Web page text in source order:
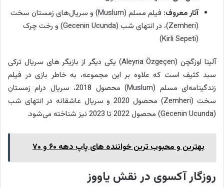
آثار معروف:
فیلم مسلم (Muslum) و سریال‌های زمستان سخت
(Zemheri)، در انتهای شب (Gecenin Ucunda) و رخت چرک
(Kirli Sepeti)
آلینا اوزگچن (Aleyna Özgeçen) یکی دیگر از بازیگر های سریال ترکی
سبد کثیف است که علاوه بر این مجموعه، به خاطر بازی در فیلم
زندگینامه‌ای مسلم (Muslum) محصول 2018، سریال درام زمستان
سخت (Zemheri) محصول 2020 و سریال عاشقانه در انتهای شب
(Gecenin Ucunda) محصول 2022 تا 2023 نیز شناخته می‌شود.
بهترین و محبوب ترین خواننده های پاپ دهه ۶۰ و ۷۰
روزگار آکسوی در نقش یاووز